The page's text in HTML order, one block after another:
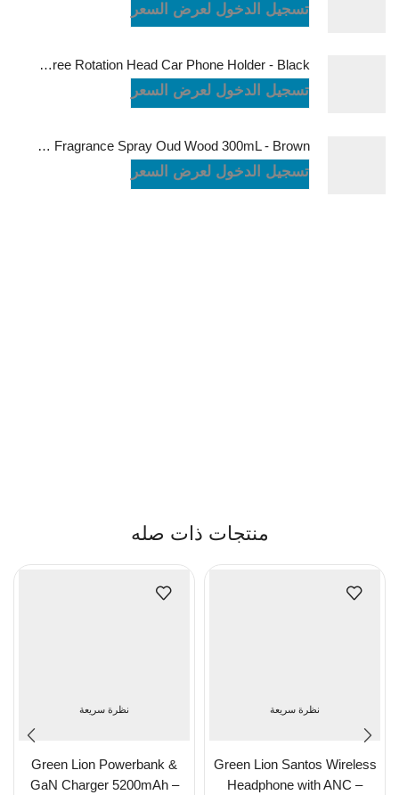
تسجيل الدخول لعرض السعر
Powerology Logan Magsafe 360 Degree Rotation Head Car Phone Holder - Black
تسجيل الدخول لعرض السعر
Green Lion Fragrance Spray Oud Wood 300mL - Brown
تسجيل الدخول لعرض السعر
منتجات ذات صله
نظرة سريعة
Green Lion Santos Wireless
Headphone with ANC –
نظرة سريعة
Green Lion Powerbank &
GaN Charger 5200mAh –